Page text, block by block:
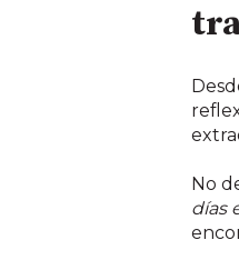
No
días